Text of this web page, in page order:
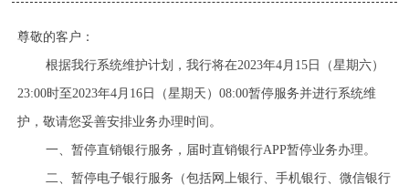
尊敬的客户：
根据我行系统维护计划，我行将在2023年4月15日（星期六）
23:00时至2023年4月16日（星期天）08:00暂停服务并进行系统维
护，敬请您妥善安排业务办理时间。
一、暂停直销银行服务，届时直销银行APP暂停业务办理。
二、暂停电子银行服务（包括网上银行、手机银行、微信银行